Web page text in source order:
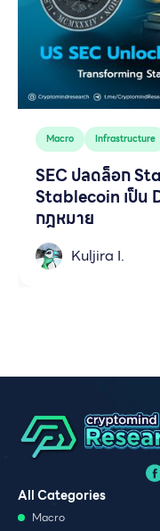
Macro Infrastructure
SEC ปลดล็อก
Stablecoin เป็น
กฎหมาย
Kuljira I.
All Categories
Macro